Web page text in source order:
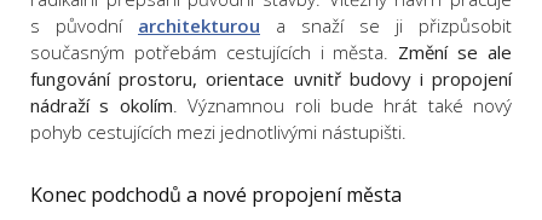
s původní architekturou a snaží se ji přizpůsobit
současným potřebám cestujících i města. Změní se ale
fungování prostoru, orientace uvnitř budovy i propojení
nádraží s okolím. Významnou roli bude hrát také nový
pohyb cestujících mezi jednotlivými nástupišti.
Konec podchodů a nové propojení města